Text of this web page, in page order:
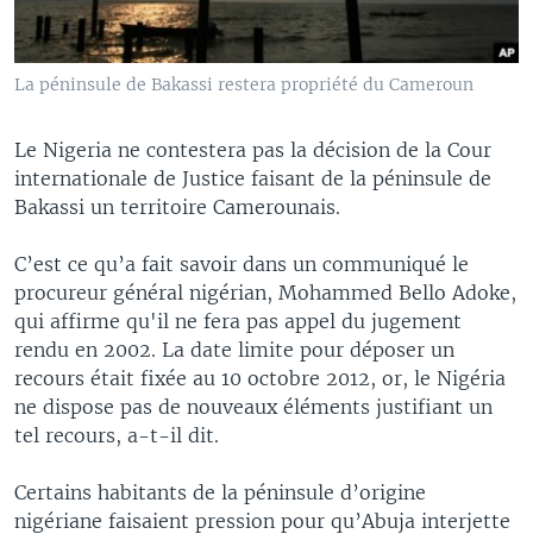
La péninsule de Bakassi restera propriété du Cameroun
Le Nigeria ne contestera pas la décision de la Cour
internationale de Justice faisant de la péninsule de
Bakassi un territoire Camerounais.
C’est ce qu’a fait savoir dans un communiqué le
procureur général nigérian, Mohammed Bello Adoke,
qui affirme qu'il ne fera pas appel du jugement
rendu en 2002. La date limite pour déposer un
recours était fixée au 10 octobre 2012, or, le Nigéria
ne dispose pas de nouveaux éléments justifiant un
tel recours, a-t-il dit.
Certains habitants de la péninsule d’origine
nigériane faisaient pression pour qu’Abuja interjette